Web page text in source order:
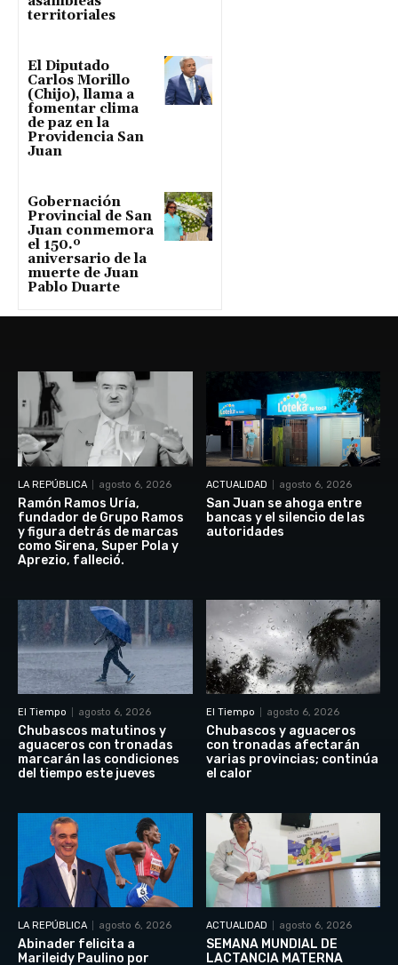
territoriales
El Diputado
Carlos Morillo
(Chijo), llama a
fomentar clima
de paz en la
Providencia San
Juan
Gobernación
Provincial de San
Juan conmemora
el 150.º
aniversario de la
muerte de Juan
Pablo Duarte
LA REPÚBLICA agosto 6, 2026
Ramón Ramos Uría,
fundador de Grupo Ramos
y figura detrás de marcas
como Sirena, Super Pola y
Aprezio, falleció.
ACTUALIDAD agosto 6, 2026
San Juan se ahoga entre
bancas y el silencio de las
autoridades
El Tiempo agosto 6, 2026
Chubascos matutinos y
aguaceros con tronadas
marcarán las condiciones
del tiempo este jueves
El Tiempo agosto 6, 2026
Chubascos y aguaceros
con tronadas afectarán
varias provincias; continúa
el calor
LA REPÚBLICA agosto 6, 2026
Abinader felicita a
Marileidy Paulino por
ACTUALIDAD agosto 6, 2026
SEMANA MUNDIAL DE
LACTANCIA MATERNA